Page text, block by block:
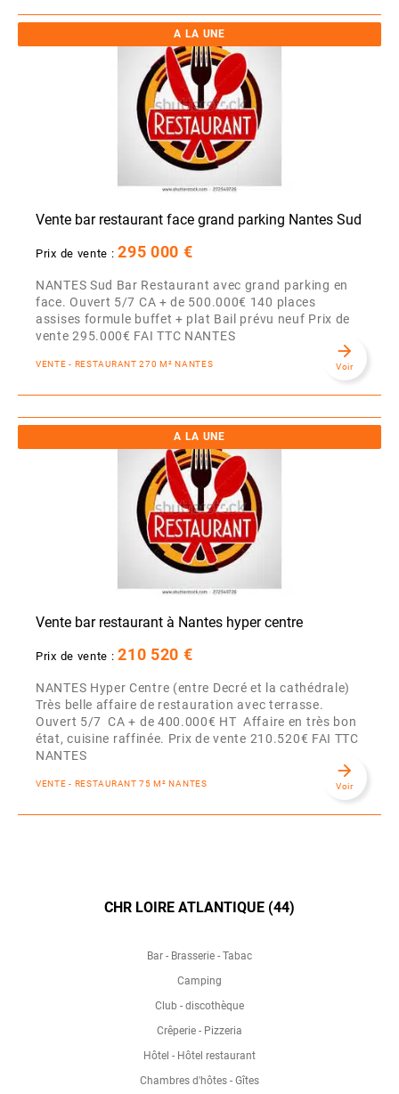
A LA UNE
Vente bar restaurant face grand parking Nantes Sud
Prix de vente :295 000 €
NANTES Sud Bar Restaurant avec grand parking en
face. Ouvert 5/7 CA + de 500.000€ 140 places
assises formule buffet + plat Bail prévu neuf Prix de
vente 295.000€ FAI TTC NANTES
VENTE - RESTAURANT 270 M² NANTES
arrow_forward
Voir
A LA UNE
Vente bar restaurant à Nantes hyper centre
Prix de vente :210 520 €
NANTES Hyper Centre (entre Decré et la cathédrale)
Très belle affaire de restauration avec terrasse.
Ouvert 5/7 CA + de 400.000€ HT Affaire en très bon
état, cuisine raffinée. Prix de vente 210.520€ FAI TTC
NANTES
VENTE - RESTAURANT 75 M² NANTES
arrow_forward
Voir
CHR LOIRE ATLANTIQUE (44)
Bar - Brasserie - Tabac
Camping
Club - discothèque
Crêperie - Pizzeria
Hôtel - Hôtel restaurant
Chambres d'hôtes - Gîtes